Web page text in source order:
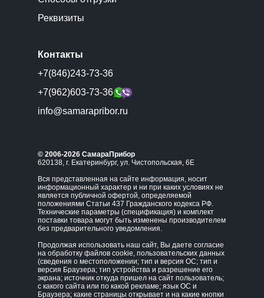
Реквизиты
Контакты
+7(846)243-73-36
+7(962)603-73-36
info@samarapribor.ru
© 2006-2026 СамараПрибор
620138, г. Екатеринбург, ул. Чистопольская, 6Е
Вся представленная на сайте информация, носит
информационный характер и ни при каких условиях не
является публичной офертой, определяемой
положениями Статьи 437 Гражданского кодекса РФ.
Технические параметры (спецификация) и комплект
поставки товара могут быть изменены производителем
без предварительного уведомления.
Продолжая использовать наш сайт, Вы даете согласие
на обработку файлов cookie, пользовательских данных
(сведения о местоположении; тип и версия ОС; тип и
версия Браузера; тип устройства и разрешение его
экрана; источник откуда пришел на сайт пользователь;
с какого сайта или по какой рекламе; язык ОС и
Браузера; какие страницы открывает и на какие кнопки